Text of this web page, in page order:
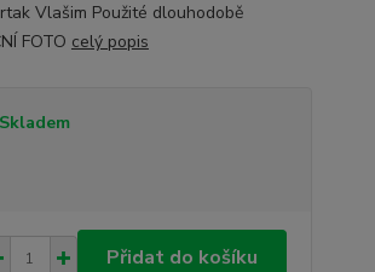
Vlašim Použité dlouhodobě
FOTO celý popis
Skladem
Přidat do košíku